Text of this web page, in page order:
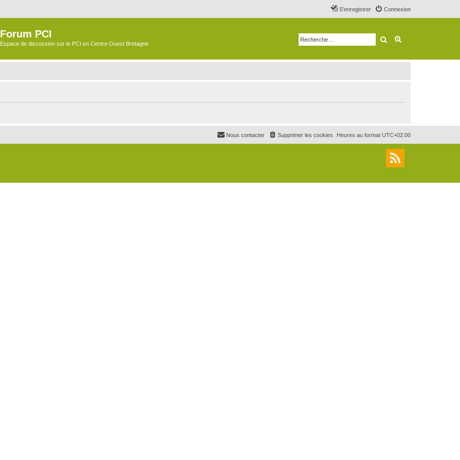
Connexion
S’enregistrer
Forum PCI
Espace de discussion sur le PCI en Centre Ouest Bretagne Rechercher
Heures au format UTC+02:00
Supprimer les cookies
Nous contacter